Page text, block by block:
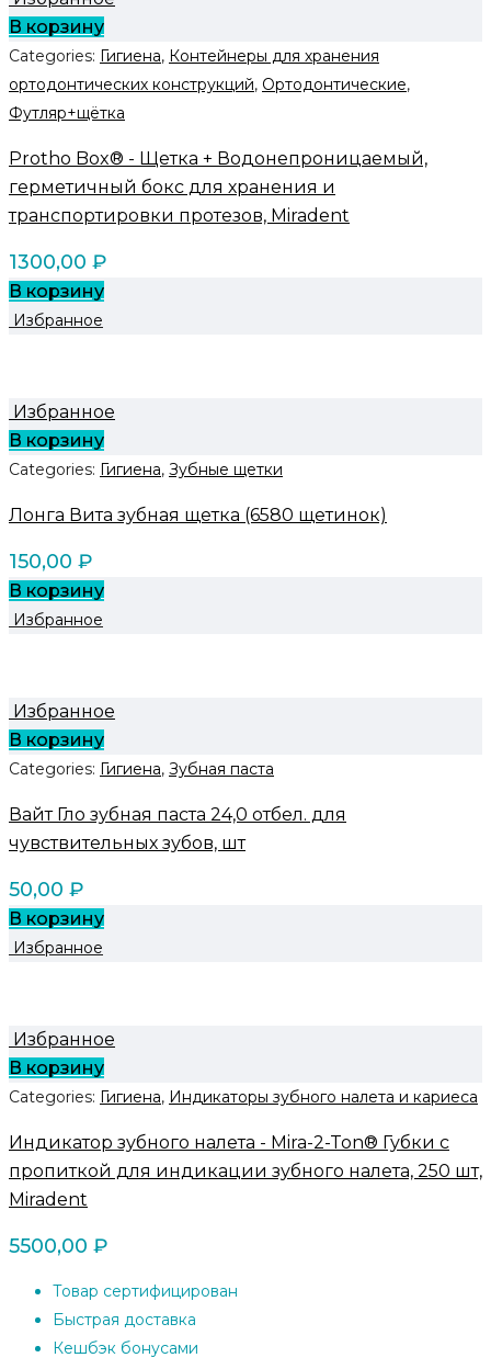
В корзину
Categories: Гигиена, Контейнеры для хранения
ортодонтических конструкций, Ортодонтические,
Футляр+щётка
Protho Box® - Щетка + Водонепроницаемый,
герметичный бокс для хранения и
транспортировки протезов, Miradent
1300,00 ₽
В корзину
Избранное
Избранное
В корзину
Categories: Гигиена, Зубные щетки
Лонга Вита зубная щетка (6580 щетинок)
150,00 ₽
В корзину
Избранное
Избранное
В корзину
Categories: Гигиена, Зубная паста
Вайт Гло зубная паста 24,0 отбел. для
чувствительных зубов, шт
50,00 ₽
В корзину
Избранное
Избранное
В корзину
Categories: Гигиена, Индикаторы зубного налета и кариеса
Индикатор зубного налета - Mira-2-Ton® Губки с
пропиткой для индикации зубного налета, 250 шт,
Miradent
5500,00 ₽
Товар сертифицирован
Быстрая доставка
Кешбэк бонусами